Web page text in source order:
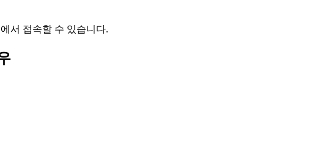
서 접속할 수 있습니다.